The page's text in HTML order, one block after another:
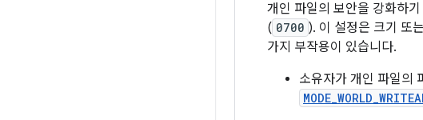
개인 파일의 보안을 강화하
( 0700 ). 이 설정은 크기 또
가지 부작용이 있습니다.
소유자가 개인 파일의